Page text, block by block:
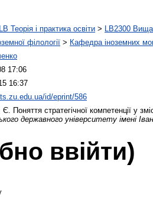
LB Теорія і практика освіти > LB2300 Вища
філології > Кафедра іноземних
17:06
16:37
id/eprint/586
Є. Поняття стратегічної компетенції у
державного університету імені
ввійти)